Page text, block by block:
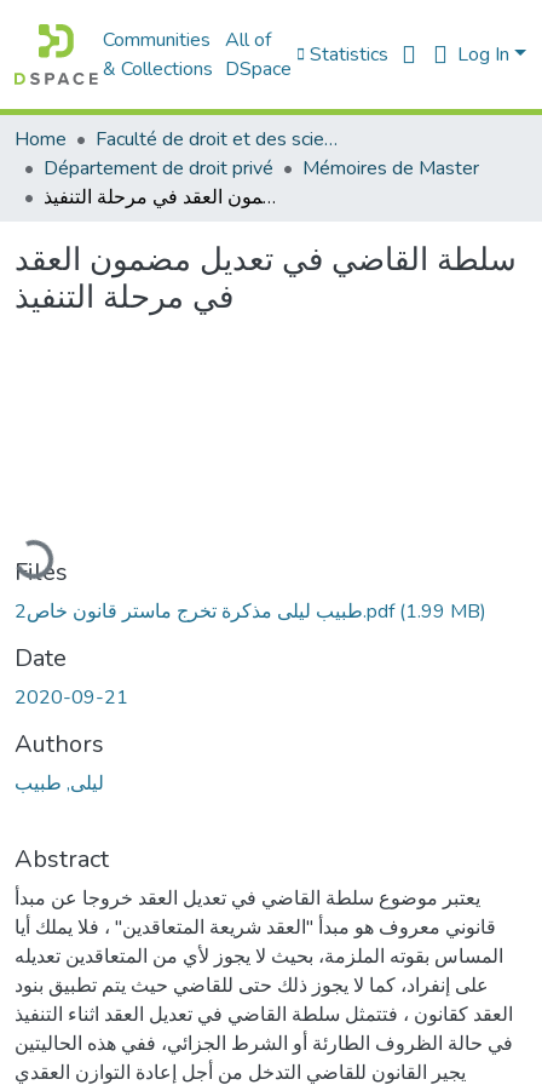
Communities
& Collections
All of
DSpace
Statistics Log In
Home
Faculté de droit et des sciences politiques
Département de droit privé
Mémoires de Master
سلطة القاضي في تعديل مضمون العقد في مرحلة التنفيذ
سلطة القاضي في تعديل مضمون العقد
في مرحلة التنفيذ
Files
طبيب ليلى مذكرة تخرج ماستر قانون خاص2.pdf(1.99 MB)
Date
2020-09-21
Authors
ليلى, طبيب
Abstract
يعتبر موضوع سلطة القاضي في تعديل العقد خروجا عن مبدأ
قانوني معروف هو مبدأ "العقد شريعة المتعاقدين" ، فلا يملك أيا
المساس بقوته الملزمة، بحيث لا يجوز لأي من المتعاقدين تعديله
على إنفراد، كما لا يجوز ذلك حتى للقاضي حيث يتم تطبيق بنود
العقد كقانون ، فتتمثل سلطة القاضي في تعديل العقد اثناء التنفيذ
في حالة الظروف الطارئة أو الشرط الجزائي، ففي هذه الحاليتين
يجير القانون للقاضي التدخل من أجل إعادة التوازن العقدي